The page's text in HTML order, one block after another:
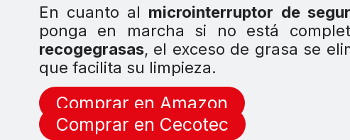
En cuanto al microinterruptor de
ponga en marcha si no está
recogegrasas, el exceso de grasa se
que facilita su limpieza.
Comprar en Amazon
Comprar en Cecotec